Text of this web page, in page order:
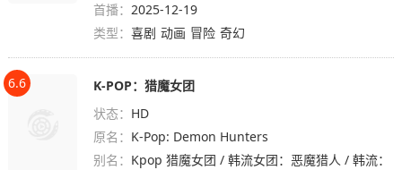
寻宝大冒险(台) / 海绵宝宝4 / Spongebob Mov
ie 4
首播：2025-12-19
类型：喜剧 动画 冒险 奇幻
6.6
K-POP：猎魔女团
状态： HD
原名： K-Pop: Demon Hunters
别名： Kpop 猎魔女团 / 韩流女团：恶魔猎人 / 韩流：